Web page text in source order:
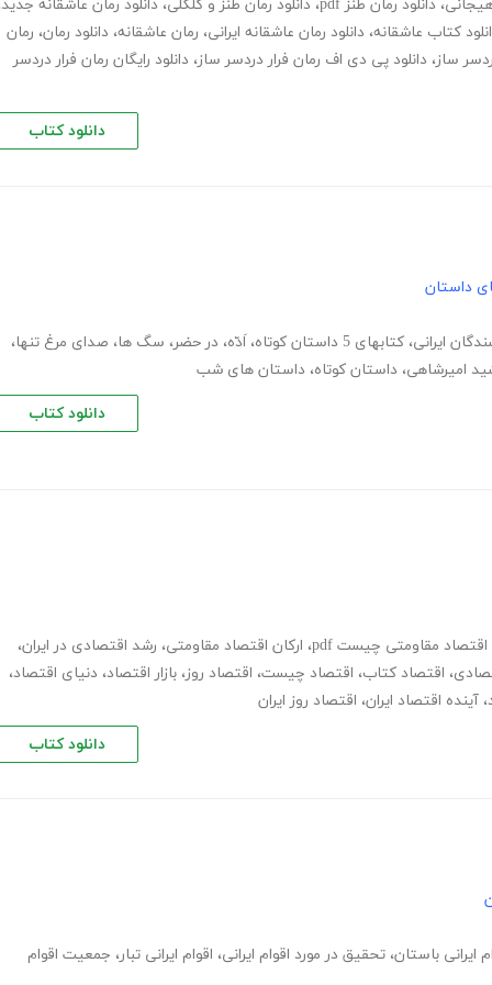
، دانلود رمان طنز pdf ، دانلود رمان طنز و کلکلی، دانلود رمان عاشقانه جدید
کتاب عاشقانه، دانلود رمان عاشقانه ایرانی، رمان عاشقانه، دانلود رمان، رمان
، دانلود پی دی اف رمان فرار دردسر ساز، دانلود رایگان رمان فرار دردسر
دانلود کتاب
داستان
ایرانی، کتابهای 5 داستان کوتاه ،اَدّه، در حضر، سگ ها، صدای مرغ تنها،
امیرشاهی، داستان کوتاه، داستان های شب
دانلود کتاب
اقتصاد مقاومتی چیست pdf ، ارکان اقتصاد مقاومتی، رشد اقتصادی در ایران،
، اقتصاد کتاب، اقتصاد چیست، اقتصاد روز، بازار اقتصاد، دنیای اقتصاد،
، آینده اقتصاد ایران، اقتصاد روز ایران
دانلود کتاب
ایرانی باستان، تحقیق در مورد اقوام ایرانی، اقوام ایرانی تبار، جمعیت اقوام